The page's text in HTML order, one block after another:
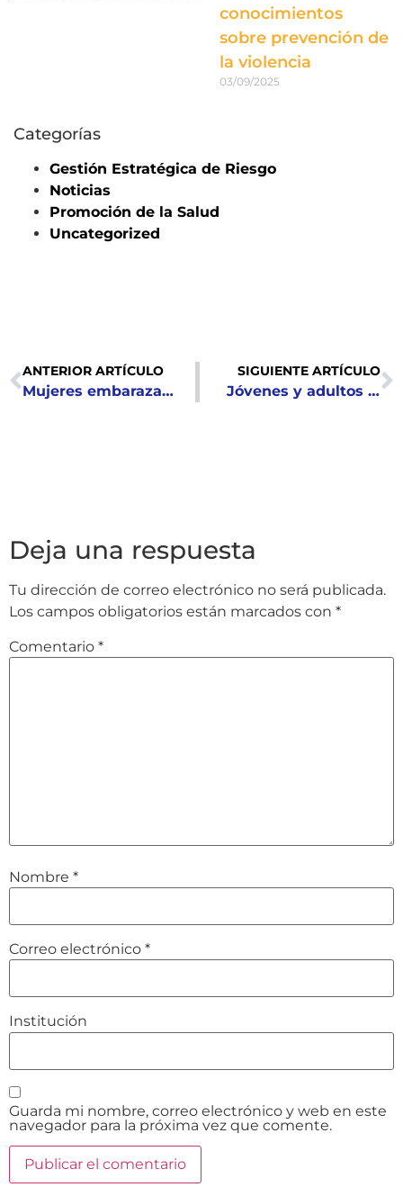
conocimientos
sobre prevención de
la violencia
03/09/2025
Categorías
Gestión Estratégica de Riesgo
Noticias
Promoción de la Salud
Uncategorized
ANTERIOR ARTÍCULO
Mujeres embarazadas y madres solteras participan en el proceso de validación de la App “Mi Bebé y Yo”
SIGUIENTE ARTÍCULO
Jóvenes y adultos de Sonsonate participaron en jornadas de masculinidad.
Deja una respuesta
Tu dirección de correo electrónico no será publicada.
Los campos obligatorios están marcados con *
Comentario *
Nombre *
Correo electrónico *
Institución
Guarda mi nombre, correo electrónico y web en este
navegador para la próxima vez que comente.